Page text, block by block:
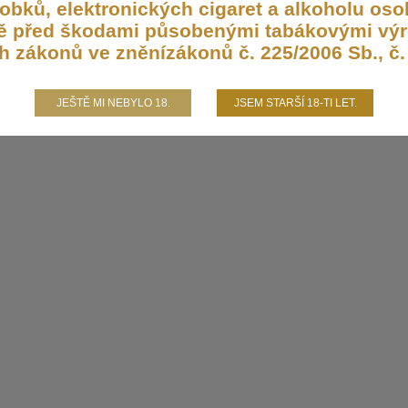
elektronických cigaret a alkoholu
před škodami působenými tabákovými
ve zněnízákonů č. 225/2006 Sb., č.
JEŠTĚ MI NEBYLO 18. JSEM STARŠÍ 18-TI LET.